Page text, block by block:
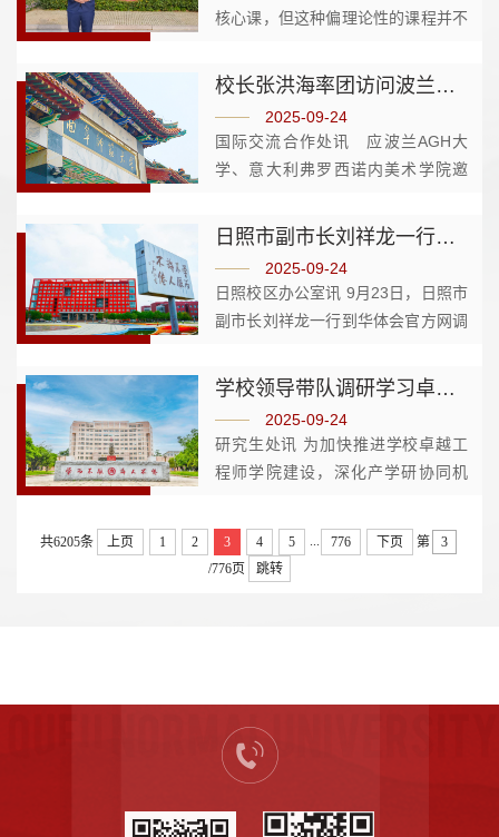
核心课，但这种偏理论性的课程并不
这门理论课讲好，是困扰了我很久的
校长张洪海率团访问波兰、意大利友好学校
2025-09-24
国际交流合作处讯 应波兰AGH大
学、意大利弗罗西诺内美术学院邀
记、校长张洪海率团出访波兰、意大
日照市副市长刘祥龙一行来校调研
2025-09-24
日照校区办公室讯 9月23日，日照市
副市长刘祥龙一行到华体会官方网调
宾，并共同赴日照科技创新中心进行
学校领导带队调研学习卓越工程师培养与产学研协同创新
2025-09-24
研究生处讯 为加快推进学校卓越工
程师学院建设，深化产学研协同机
月22日至23日，学校党委常委、副
校长李登旺一行赴山东大学国家卓越
工程师学院和青岛科技大学卓越工程
共6205条 上页 1 2 3 4 5 776 下页
第
/776页
跳转